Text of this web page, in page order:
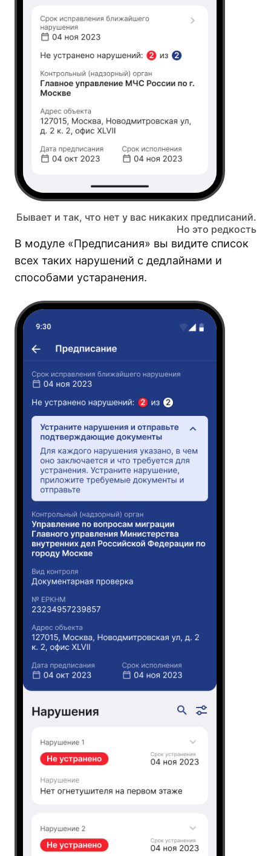
Бывает и так, что нет у вас никаких предписаний.
Но это редкость
В модуле «Предписания» вы видите список
всех таких нарушений с дедлайнами и
способами устаранения.